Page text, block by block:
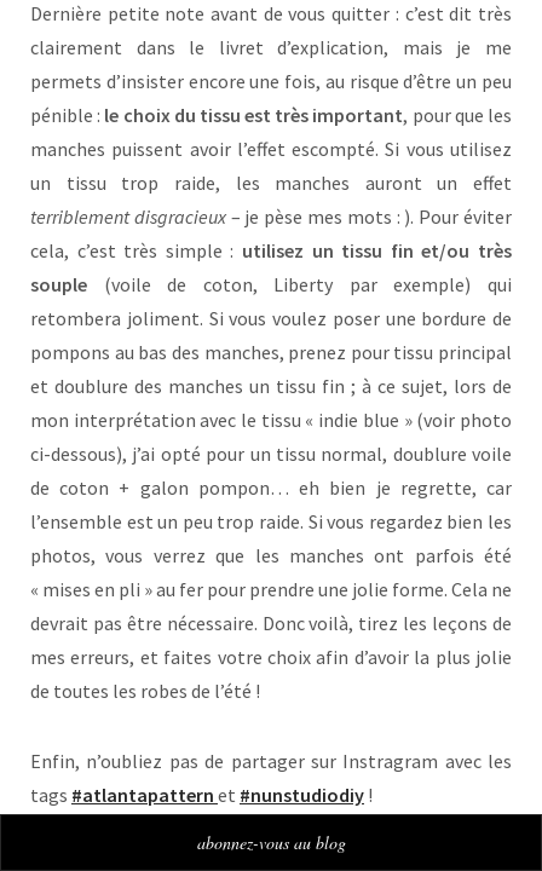
Dernière petite note avant de vous quitter : c’est dit très
clairement dans le livret d’explication, mais je me
permets d’insister encore une fois, au risque d’être un peu
pénible : le choix du tissu est très important, pour que les
manches puissent avoir l’effet escompté. Si vous utilisez
un tissu trop raide, les manches auront un effet
terriblement disgracieux– je pèse mes mots : ). Pour éviter
cela, c’est très simple : utilisez un tissu fin et/ou très
souple (voile de coton, Liberty par exemple) qui
retombera joliment. Si vous voulez poser une bordure de
pompons au bas des manches, prenez pour tissu principal
et doublure des manches un tissu fin ; à ce sujet, lors de
mon interprétation avec le tissu « indie blue » (voir photo
ci-dessous), j’ai opté pour un tissu normal, doublure voile
de coton + galon pompon… eh bien je regrette, car
l’ensemble est un peu trop raide. Si vous regardez bien les
photos, vous verrez que les manches ont parfois été
« mises en pli » au fer pour prendre une jolie forme. Cela ne
devrait pas être nécessaire. Donc voilà, tirez les leçons de
mes erreurs, et faites votre choix afin d’avoir la plus jolie
de toutes les robes de l’été !
Enfin, n’oubliez pas de partager sur Instragram avec les
tags #atlantapattern et #nunstudiodiy !
abonnez-vous au blog